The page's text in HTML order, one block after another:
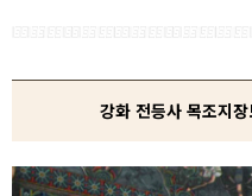
강화 전등사 목조지